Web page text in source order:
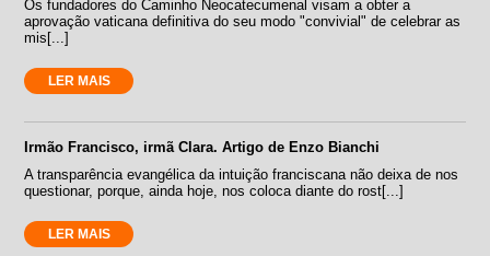
Os fundadores do Caminho Neocatecumenal visam a obter a
aprovação vaticana definitiva do seu modo "convivial" de celebrar as
mis[...]
LER MAIS
Irmão Francisco, irmã Clara. Artigo de Enzo Bianchi
A transparência evangélica da intuição franciscana não deixa de nos
questionar, porque, ainda hoje, nos coloca diante do rost[...]
LER MAIS